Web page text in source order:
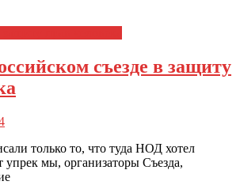
съезде в защиту
только то, что туда НОД хотел
упрек мы, организаторы Съезда,